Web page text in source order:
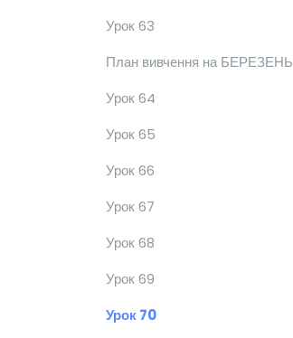
Урок 63
План вивчення на БЕРЕЗЕНЬ
Урок 64
Урок 65
Урок 66
Урок 67
Урок 68
Урок 69
Урок 70